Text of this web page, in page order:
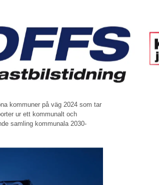
kommuner på väg 2024 som tar
ur ett kommunalt och
samling kommunala 2030-